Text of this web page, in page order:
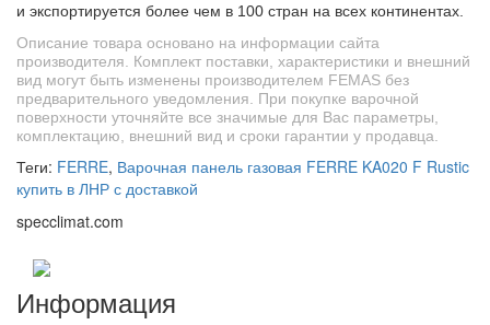
и экспортируется более чем в 100 стран на всех континентах.
Описание товара основано на информации сайта
производителя. Комплект поставки, характеристики и внешний
вид могут быть изменены производителем FEMAS без
предварительного уведомления. При покупке варочной
поверхности уточняйте все значимые для Вас параметры,
комплектацию, внешний вид и сроки гарантии у продавца.
Теги: FERRE, Варочная панель газовая FERRE KA020 F Rustic
купить в ЛНР с доставкой
specclimat.com
Информация